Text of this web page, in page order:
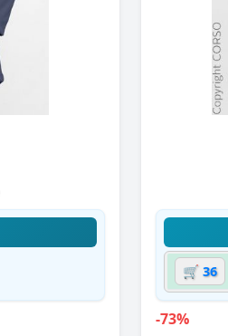
🛒 36
-73%